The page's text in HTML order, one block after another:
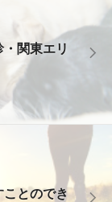
・関東エリ
とのでき